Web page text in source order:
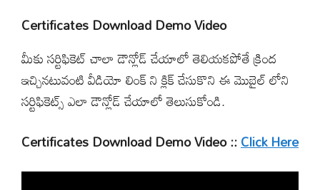
Certificates Download Demo Video
మీకు సర్టిఫికెట్ చాలా డౌన్లోడ్ చేయాలో తెలియకపోతే క్రింద
ఇచ్చినటువంటి వీడియో లింక్ ని క్లిక్ చేసుకొని ఈ మొబైల్ లోని
సర్టిఫికెట్స్ ఎలా డౌన్లోడ్ చేయాలో తెలుసుకోండి.
Certificates Download Demo Video ::Click Here